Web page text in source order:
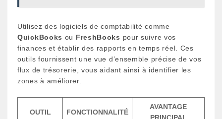
Utilisez des logiciels de comptabilité comme
QuickBooks ou FreshBooks pour suivre vos
finances et établir des rapports en temps réel. Ces
outils fournissent une vue d’ensemble précise de vos
flux de trésorerie, vous aidant ainsi à identifier les
zones à améliorer.
OUTIL FONCTIONNALITÉ
AVANTAGE
PRINCIPAL